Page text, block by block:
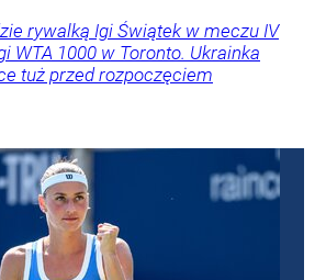
rywalką Igi Świątek w meczu IV
WTA 1000 w Toronto. Ukrainka
tuż przed rozpoczęciem